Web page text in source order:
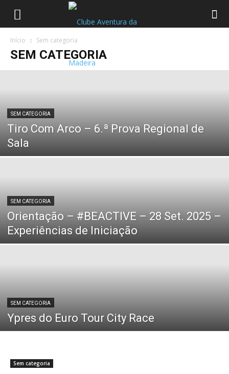
Início Sem categoria
SEM CATEGORIA
SEM CATEGORIA
Tiro Com Arco – 6.ª Prova Regional de
Sala
SEM CATEGORIA
Orientação – #BEACTIVE – 28 Set. 2025 –
Experiências de Iniciação
SEM CATEGORIA
Ypres do Euro Tour City Race
Sem categoria